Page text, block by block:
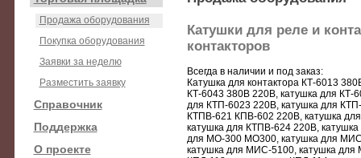
Продажа оборудования
Покупка оборудования
Заявки за неделю
Разместить заявку
Справочник
Поддержка
О проекте
Катушки для реле и
контакторов
Всегда в наличии и под заказ:
Катушка для контактора КТ-6013
КТ-6043 380В 220В, катушка для КТ-
для КТП-6023 220В, катушка для
КТПВ-621 КПВ-602 220В, катушка
катушка для КТПВ-624 220В,
для МО-300 МО300, катушка для
катушка для МИС-5100, катушка